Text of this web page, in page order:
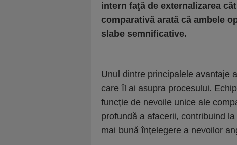
intern faţă de externalizarea
comparativă arată că ambele
slabe semnificative.
Unul dintre principalele avantaje
care îl ai asupra procesului.
funcţie de nevoile unice ale
profundă a afacerii, contribuind
mai bună înţelegere a nevoilor